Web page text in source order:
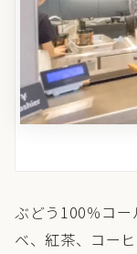
ぶどう100％コー
ベ、紅茶、コー